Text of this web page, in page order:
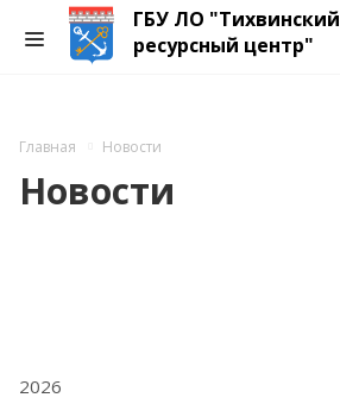
ГБУ ЛО "Тихвинский
ресурсный центр"
Главная Новости
Новости